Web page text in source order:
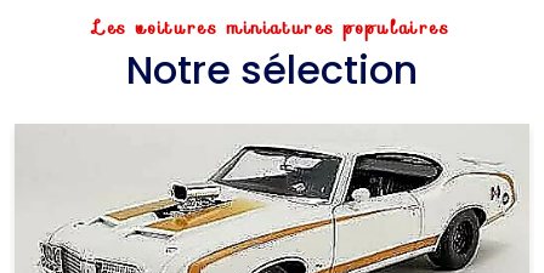
Les voitures miniatures populaires
Notre sélection